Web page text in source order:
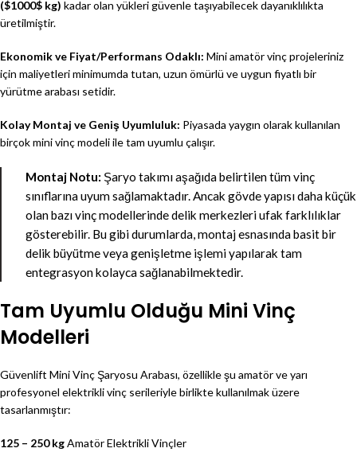
($1000$ kg) kadar olan yükleri güvenle taşıyabilecek dayanıklılıkta
üretilmiştir.
Ekonomik ve Fiyat/Performans Odaklı: Mini amatör vinç projeleriniz
için maliyetleri minimumda tutan, uzun ömürlü ve uygun fiyatlı bir
yürütme arabası setidir.
Kolay Montaj ve Geniş Uyumluluk: Piyasada yaygın olarak kullanılan
birçok mini vinç modeli ile tam uyumlu çalışır.
Montaj Notu: Şaryo takımı aşağıda belirtilen tüm vinç
sınıflarına uyum sağlamaktadır. Ancak gövde yapısı daha küçük
olan bazı vinç modellerinde delik merkezleri ufak farklılıklar
gösterebilir. Bu gibi durumlarda, montaj esnasında basit bir
delik büyütme veya genişletme işlemi yapılarak tam
entegrasyon kolayca sağlanabilmektedir.
Tam Uyumlu Olduğu Mini Vinç
Modelleri
Güvenlift Mini Vinç Şaryosu Arabası, özellikle şu amatör ve yarı
profesyonel elektrikli vinç serileriyle birlikte kullanılmak üzere
tasarlanmıştır:
125 – 250 kgAmatör Elektrikli Vinçler